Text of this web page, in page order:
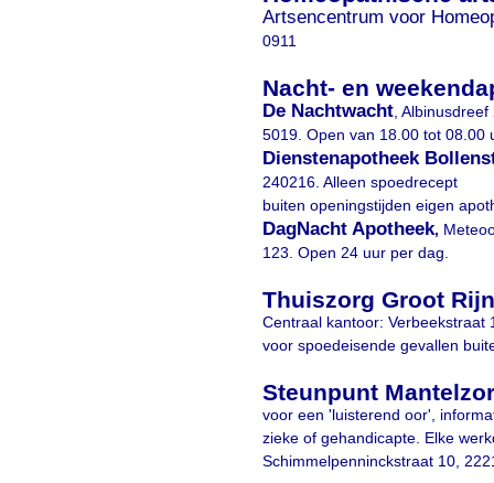
Artsencentrum voor
0911
Nacht- en
De Nachtwacht ,
5019. Open van 18.00 tot 08.00
Dienstenapotheek
240216. Alleen spoedrecept
buiten openingstijden eigen
DagNacht Apotheek,
123. Open 24 uur per dag.
Thuiszorg Groot
Centraal kantoor: Verbeekstraat
voor spoedeisende gevallen
Steunpunt
voor een 'luisterend oor',
zieke of gehandicapte. Elke
Schimmelpenninckstraat 10,